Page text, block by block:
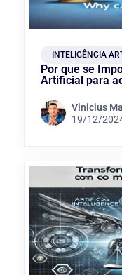
INTELIGÊNCIA
Por que se
Artificial para
Vinicius
19/12/